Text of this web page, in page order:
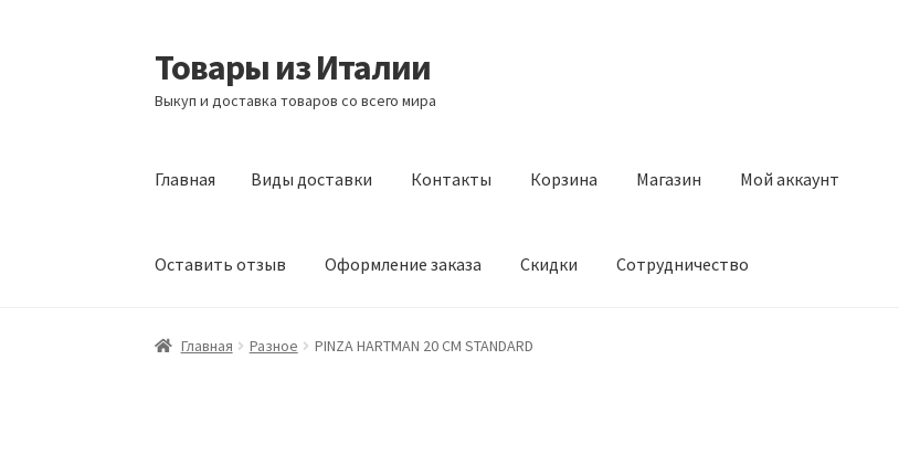
Перейти
к
навигации
Перейти
к
содержимому
Товары из Италии
Выкуп и доставка товаров со всего мира
Главная Виды доставки Контакты Корзина Магазин Мой аккаунт
Оставить отзыв Оформление заказа Скидки Сотрудничество
Главная Виды доставкиКонтакты КорзинаМагазин
Главная Разное PINZA HARTMAN 20 CM STANDARD